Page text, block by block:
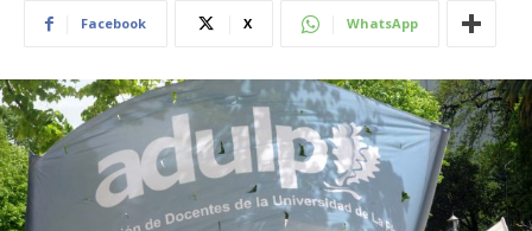
Facebook X WhatsApp